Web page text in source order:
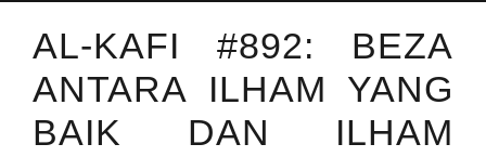
AL-KAFI #892: BEZA
ANTARA ILHAM YANG
BAIK DAN ILHAM